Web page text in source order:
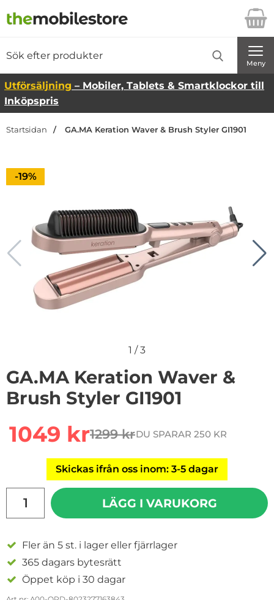
Startsidan för Danira Telecom AB
Meny
Utförsäljning – Mobiler, Tablets & Smartklockor till
Inköpspris
Startsidan GA.MA Keration Waver & Brush Styler GI1901
Priset är nedsatt med
-19%
1 /3
GA.MA Keration Waver &
Brush Styler GI1901
rea pris
1049 krtidigare pris
1299 krDU SPARAR 250 KR
Skickas ifrån oss inom: 3-5 dagar
LÄGG I VARUKORG
Fler än 5 st. i lager eller fjärrlager
365 dagars bytesrätt
Öppet köp i 30 dagar